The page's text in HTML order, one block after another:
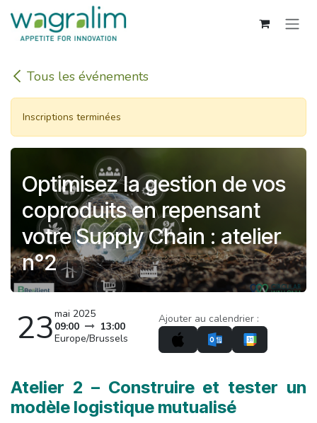
Se rendre au contenu
Tous les événements
Inscriptions terminées
Optimisez la gestion de vos
coproduits en repensant
votre Supply Chain : atelier
n°2
23mai 2025
09:00
13:00
Europe/Brussels
Ajouter au calendrier :
Atelier 2 – Construire et tester un
modèle logistique mutualisé